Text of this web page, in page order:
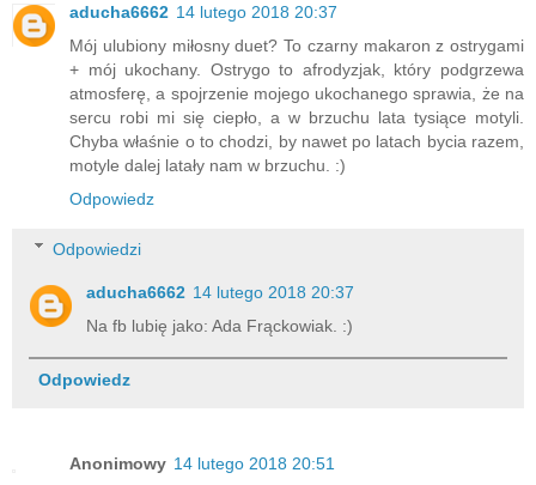
aducha6662 14 lutego 2018 20:37
Mój ulubiony miłosny duet? To czarny makaron z ostrygami
+ mój ukochany. Ostrygo to afrodyzjak, który podgrzewa
atmosferę, a spojrzenie mojego ukochanego sprawia, że na
sercu robi mi się ciepło, a w brzuchu lata tysiące motyli.
Chyba właśnie o to chodzi, by nawet po latach bycia razem,
motyle dalej latały nam w brzuchu. :)
Odpowiedz
Odpowiedzi
aducha6662 14 lutego 2018 20:37
Na fb lubię jako: Ada Frąckowiak. :)
Odpowiedz
Anonimowy 14 lutego 2018 20:51